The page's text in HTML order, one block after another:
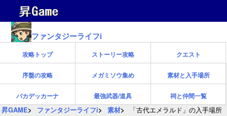
ファンタジーライフi
攻略トップ ストーリー攻略 クエスト
序盤の攻略 メガミソウ集め 素材と入手場所
バカデッカーナ 最強武器/道具 祠と仲間一覧
昇GAME ファンタジーライフi 素材 「古代エメラルド」の入手場所